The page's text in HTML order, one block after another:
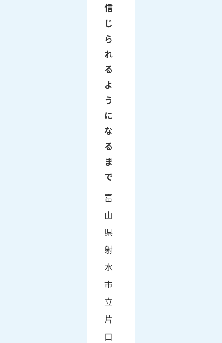
信
じ
ら
れ
る
よ
う
に
な
る
ま
で
富
山
県
射
水
市
立
片
口